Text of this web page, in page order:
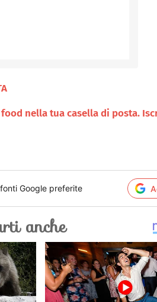
nella tua casella di posta.
Google preferite